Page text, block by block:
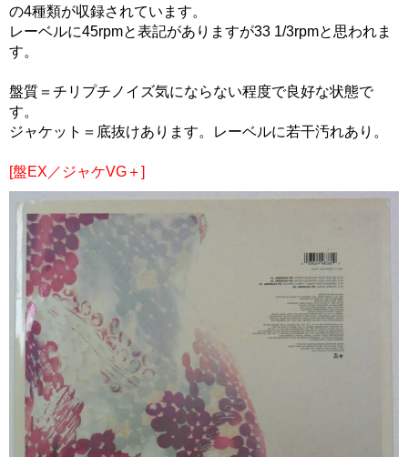
の4種類が収録されています。
レーベルに45rpmと表記がありますが33 1/3rpmと思われま
す。
盤質＝チリプチノイズ気にならない程度で良好な状態で
す。
ジャケット＝底抜けあります。レーベルに若干汚れあり。
[盤EX／ジャケVG＋]